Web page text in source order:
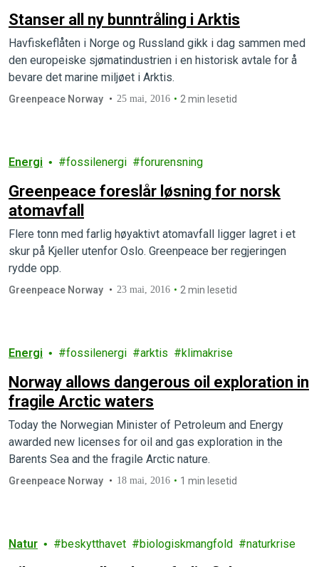
Stanser all ny bunntråling i Arktis
Havfiskeflåten i Norge og Russland gikk i dag sammen med
den europeiske sjømatindustrien i en historisk avtale for å
bevare det marine miljøet i Arktis.
Greenpeace Norway 25 mai, 2016 2 min lesetid
Energi fossilenergi forurensning
Greenpeace foreslår løsning for norsk
atomavfall
Flere tonn med farlig høyaktivt atomavfall ligger lagret i et
skur på Kjeller utenfor Oslo. Greenpeace ber regjeringen
rydde opp.
Greenpeace Norway 23 mai, 2016 2 min lesetid
Energi fossilenergi arktis klimakrise
Norway allows dangerous oil exploration in
fragile Arctic waters
Today the Norwegian Minister of Petroleum and Energy
awarded new licenses for oil and gas exploration in the
Barents Sea and the fragile Arctic nature.
Greenpeace Norway 18 mai, 2016 1 min lesetid
Natur beskytthavet biologiskmangfold naturkrise